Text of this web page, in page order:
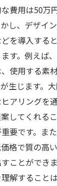
費用は50万
し、デザイ
を導入する
す。例えば
使用する素
生じます。
アリングを
してくれる
要です。ま
格で質の高
ことができ
解すること